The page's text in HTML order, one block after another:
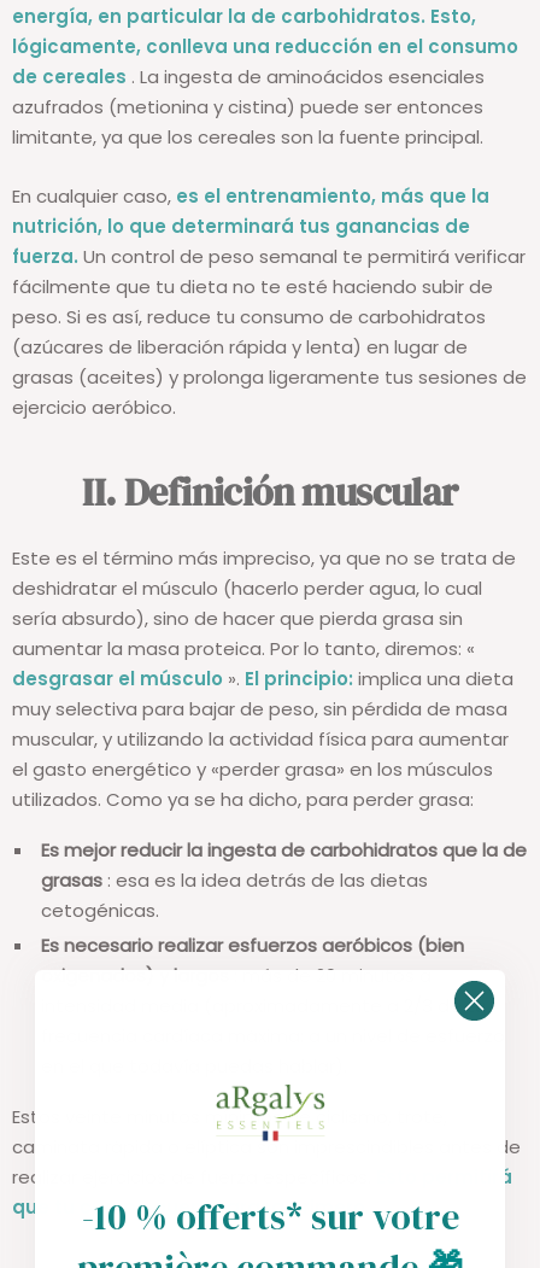
energía, en particular la de carbohidratos. Esto,
lógicamente, conlleva una reducción en el consumo
de cereales . La ingesta de aminoácidos esenciales
azufrados (metionina y cistina) puede ser entonces
limitante, ya que los cereales son la fuente principal.
En cualquier caso, es el entrenamiento, más que la
nutrición, lo que determinará tus ganancias de
fuerza. Un control de peso semanal te permitirá verificar
fácilmente que tu dieta no te esté haciendo subir de
peso. Si es así, reduce tu consumo de carbohidratos
(azúcares de liberación rápida y lenta) en lugar de
grasas (aceites) y prolonga ligeramente tus sesiones de
ejercicio aeróbico.
II. Definición muscular
Este es el término más impreciso, ya que no se trata de
deshidratar el músculo (hacerlo perder agua, lo cual
sería absurdo), sino de hacer que pierda grasa sin
aumentar la masa proteica. Por lo tanto, diremos: «
desgrasar el músculo ». El principio: implica una dieta
muy selectiva para bajar de peso, sin pérdida de masa
muscular, y utilizando la actividad física para aumentar
el gasto energético y «perder grasa» en los músculos
utilizados. Como ya se ha dicho, para perder grasa:
Es mejor reducir la ingesta de carbohidratos que la de
grasas: esa es la idea detrás de las dietas
cetogénicas.
Es necesario realizar esfuerzos aeróbicos (bien
oxigenados) y largos
: más de 20 minutos a
intensidad media (aproximadamente a 2/3 de tu
Estos veinte minutos mínimos de ciclismo, trote,
caminata rápida o elíptica son imprescindibles antes de
realizar ejercicios de fuerza específicos.
Esto permitirá
que tu cuerpo queme grasa primero.
-10 % offerts* sur votre